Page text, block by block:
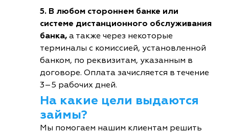
5. В любом стороннем банке или
системе дистанционного обслуживания
банка, а также через некоторые
терминалы с комиссией, установленной
банком, по реквизитам, указанным в
договоре. Оплата зачисляется в течение
3–5 рабочих дней.
На какие цели выдаются
займы?
Мы помогаем нашим клиентам решить